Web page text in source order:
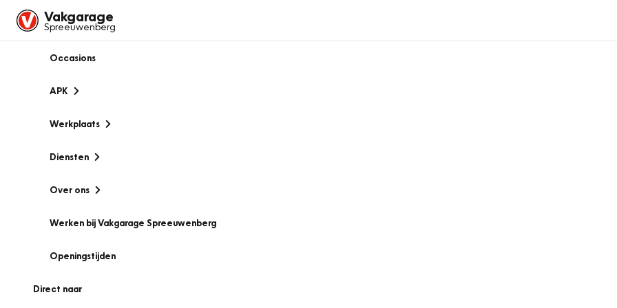
Vakgarage
Spreeuwenberg
Occasions
APK
Werkplaats
Diensten
Over ons
Werken bij Vakgarage Spreeuwenberg
Openingstijden
Direct naar